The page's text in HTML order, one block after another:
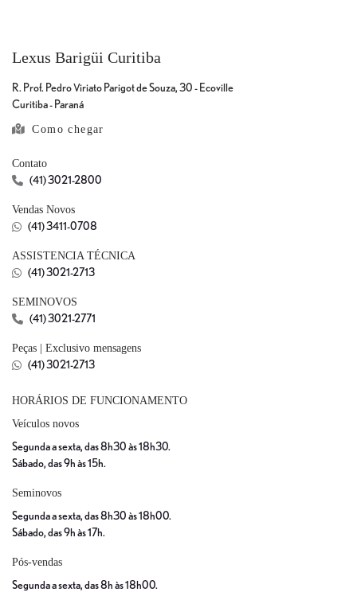
Lexus Barigüi Curitiba
R. Prof. Pedro Viriato Parigot de Souza, 30 - Ecoville
Curitiba - Paraná
Como chegar
Contato
(41) 3021-2800
Vendas Novos
(41) 3411-0708
ASSISTENCIA TÉCNICA
(41) 3021-2713
SEMINOVOS
(41) 3021-2771
Peças | Exclusivo mensagens
(41) 3021-2713
HORÁRIOS DE FUNCIONAMENTO
Veículos novos
Segunda a sexta, das 8h30 às 18h30.
Sábado, das 9h às 15h.
Seminovos
Segunda a sexta, das 8h30 às 18h00.
Sábado, das 9h às 17h.
Pós-vendas
Segunda a sexta, das 8h às 18h00.